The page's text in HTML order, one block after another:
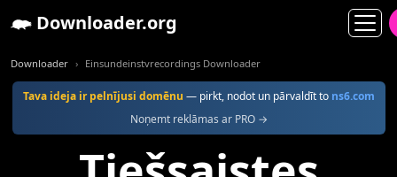
Downloader.org
Downloader Einsundeinstvrecordings Downloader
Tava ideja ir pelnījusi domēnu — pirkt, nodot un pārvaldīt to ns6.com
Noņemt reklāmas ar PRO →